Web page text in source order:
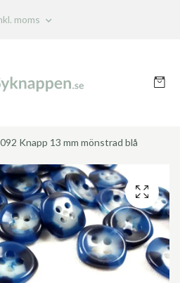
moms
Knapp 13 mm mönstrad blå